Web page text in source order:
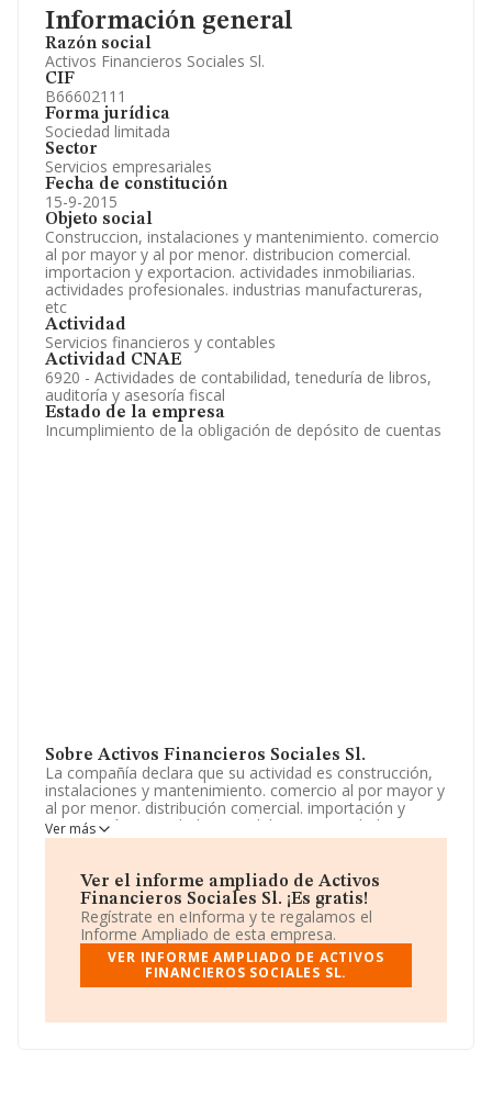
Información general
Razón social
Activos Financieros Sociales Sl.
CIF
B66602111
Forma jurídica
Sociedad limitada
Sector
Servicios empresariales
Fecha de constitución
15-9-2015
Objeto social
Construccion, instalaciones y mantenimiento. comercio
al por mayor y al por menor. distribucion comercial.
importacion y exportacion. actividades inmobiliarias.
actividades profesionales. industrias manufactureras,
etc
Actividad
Servicios financieros y contables
Actividad CNAE
6920 - Actividades de contabilidad, teneduría de libros,
auditoría y asesoría fiscal
Estado de la empresa
Incumplimiento de la obligación de depósito de cuentas
Sobre Activos Financieros Sociales Sl.
La compañía declara que su actividad es construcción,
instalaciones y mantenimiento. comercio al por mayor y
al por menor. distribución comercial. importación y
exportación. actividades inmobiliarias. actividades
profesionales. industrias manufactureras, etc. La
actividad CNAE como 'Actividades de contabilidad,
teneduría de libros, auditoría y asesoría fiscal', código
6920. La empresa no tiene actividad en mercados
exteriores.
La sociedad Activos Financieros Sociales S.L
B66602111, está situada en Calle Viladellops núm. 7 P. 3
en Barcelona, Cataluña.
Ver más
Ver el informe ampliado de Activos
Financieros Sociales Sl. ¡Es gratis!
Regístrate en eInforma y te regalamos el
Informe Ampliado de esta empresa.
VER INFORME AMPLIADO DE ACTIVOS
FINANCIEROS SOCIALES SL.
Información oficial y registral complementaria.